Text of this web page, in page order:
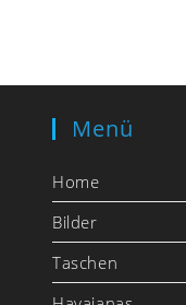
Menü
Home
Bilder
Taschen